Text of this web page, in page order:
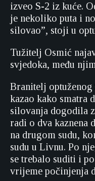
izveo S-2 iz kuće.
je nekoliko puta i
silovao”, stoji u
Tužitelj Osmić
svjedoka, među
Branitelj optuženog
kazao kako smatra
silovanja dogodila
radi o dva kaznena
na drugom sudu,
sudu u Livnu. Po
se trebalo suditi i
vrijeme počinjenja